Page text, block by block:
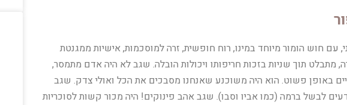
עם חוש הומור מיוחד במינו, רוח חופשית, זרה למוסכמות, אישיות ממגנטת
מתבלט תוך שניות בזכות חריפותו ויכולות הובלה. שגב לא היה אדם מתמסר,
באופן פשוט. הוא היה משוכנע שאנחנו מסבכים את הכל ואולי צדק. שגב
לבשל ברמה (כמו אביו וסבו). שגב אהב פינוקים! היה מכור קשות לסוכריות